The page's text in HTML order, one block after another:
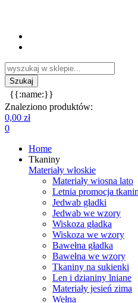
{{:name:}}
Znaleziono produktów:
0,00 zł
0
Home
Tkaniny
Materiały włoskie
Materiały wiosna lato
Letnia promocja tkanin
Jedwab gładki
Jedwab we wzory
Wiskoza gładka
Wiskoza we wzory
Bawełna gładka
Bawełna we wzory
Tkaniny na sukienki
Len i dzianiny lniane
Materiały jesień zima
Wełna